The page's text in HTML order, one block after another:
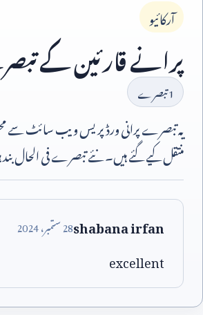
آرکائیو
پرانے قارئین کے
1تبصرے
یہ تبصرے پرانی ورڈپریس ویب سائٹ سے
منتقل کیے گئے ہیں۔ نئے تبصرے فی الحال
shabana irfan
28ستمبر،2024
excellent